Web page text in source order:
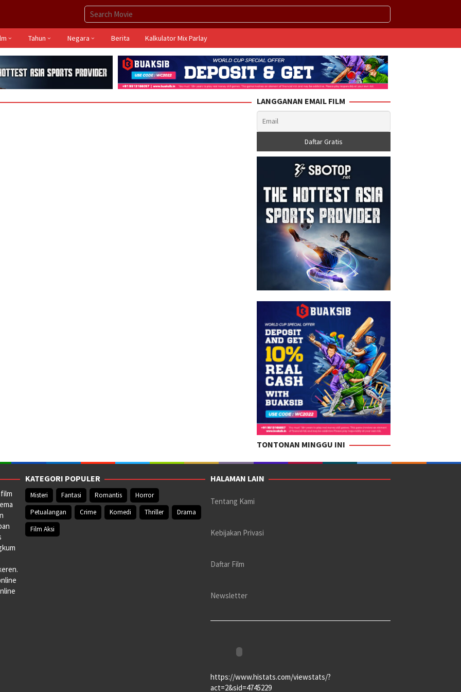
Tahun Negara Berita Kalkulator Mix Parlay
LANGGANAN EMAIL FILM
TONTONAN MINGGU INI
KATEGORI POPULER
Misteri Fantasi Romantis
Horror
Petualangan
Crime Komedi Thriller
Drama
Film Aksi
HALAMAN LAIN
Tentang Kami
Kebijakan Privasi
Daftar Film
Newsletter
https://www.histats.com/viewstats/?
act=2&sid=4745229